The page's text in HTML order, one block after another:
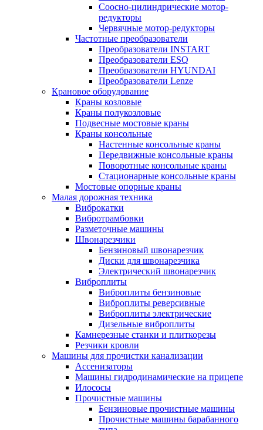
Соосно-цилиндрические мотор-
редукторы
Червячные мотор-редукторы
Частотные преобразователи
Преобразователи INSTART
Преобразователи ESQ
Преобразователи HYUNDAI
Преобразователи Lenze
Крановое оборудование
Краны козловые
Краны полукозловые
Подвесные мостовые краны
Краны консольные
Настенные консольные краны
Передвижные консольные краны
Поворотные консольные краны
Стационарные консольные краны
Мостовые опорные краны
Малая дорожная техника
Виброкатки
Вибротрамбовки
Разметочные машины
Швонарезчики
Бензиновый швонарезчик
Диски для швонарезчика
Электрический швонарезчик
Виброплиты
Виброплиты бензиновые
Виброплиты реверсивные
Виброплиты электрические
Дизельные виброплиты
Камнерезные станки и плиткорезы
Резчики кровли
Машины для прочистки канализации
Ассенизаторы
Машины гидродинамические на прицепе
Илососы
Прочистные машины
Бензиновые прочистные машины
Прочистные машины барабанного